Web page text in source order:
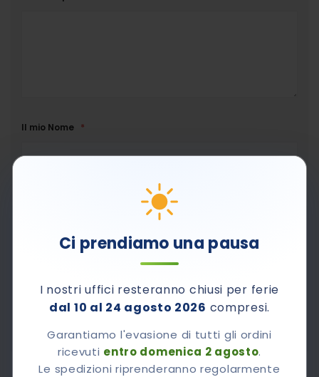
Ci prendiamo una pausa
I nostri uffici resteranno chiusi per ferie
dal 10 al 24 agosto 2026 compresi.
Garantiamo l'evasione di tutti gli ordini
ricevuti entro domenica 2 agosto.
Le spedizioni riprenderanno regolarmente
Il mio Nome
Invia Richiesta
Details